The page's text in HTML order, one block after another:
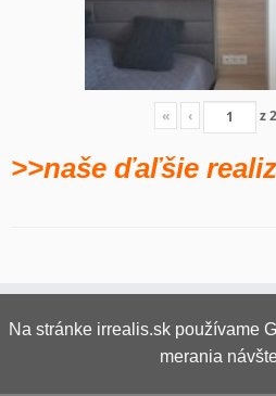
« ‹ z
>>naše ďaľšie
Na stránke irrealis.sk používame
merania